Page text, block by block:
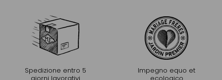
Spedizione entro 5
Impegno equo et